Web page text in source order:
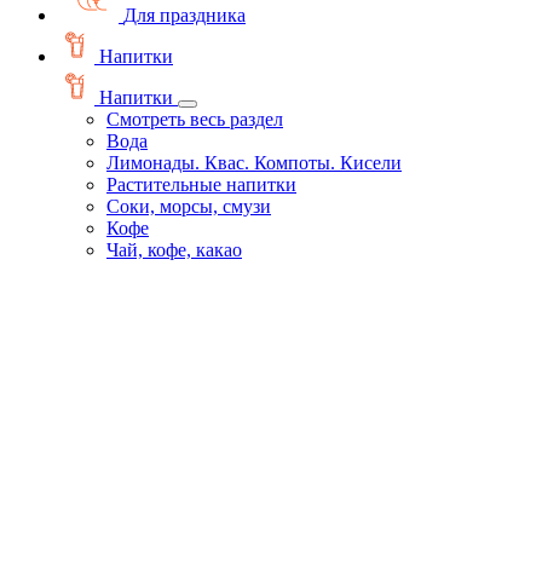
Для праздника
Напитки
Напитки
Смотреть весь раздел
Вода
Лимонады. Квас. Компоты. Кисели
Растительные напитки
Соки, морсы, смузи
Кофе
Чай, кофе, какао